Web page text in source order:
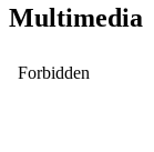
Multimedia